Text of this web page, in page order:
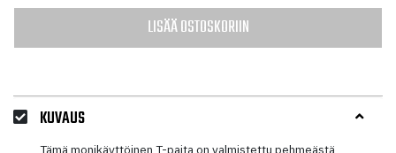
LISÄÄ OSTOSKORIIN
KUVAUS
Tämä monikäyttöinen T-paita on valmistettu pehmeästä